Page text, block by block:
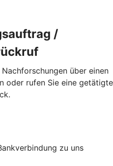
/
über einen
oder rufen Sie eine getätigte
zu uns